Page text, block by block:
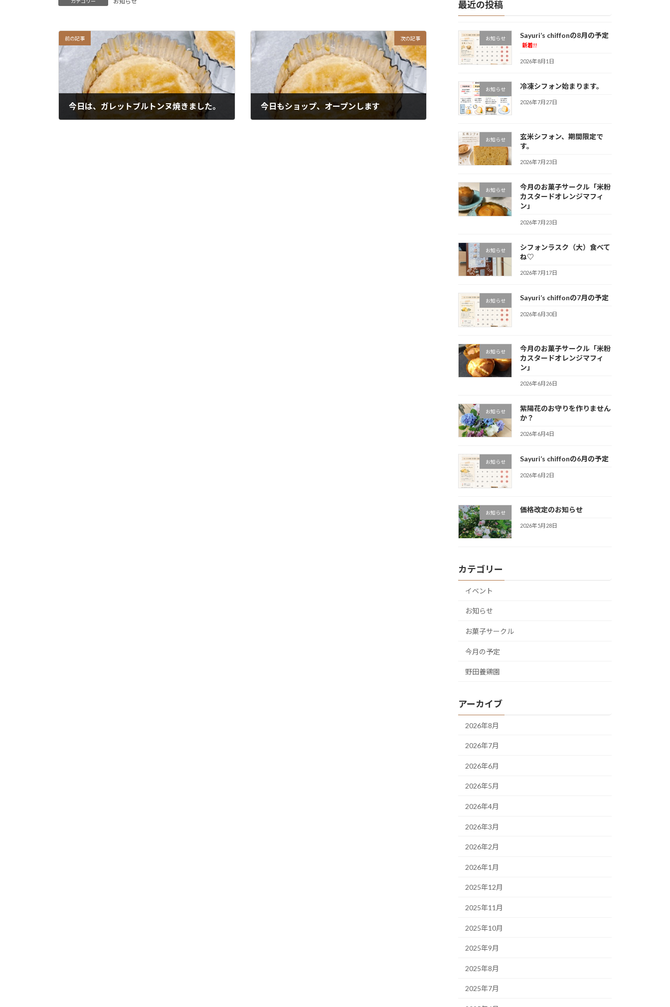
前の記事
今日は、ガレットブルトンヌ焼きました。
次の記事
今日もショップ、オープンします
最近の投稿
お知らせ Sayuri’s chiffonの8月の予定
新着!!
2026年8月1日
お知らせ 冷凍シフォン始まります。
2026年7月27日
お知らせ
玄米シフォン、期間限定で
す。
2026年7月23日
お知らせ
今月のお菓子サークル「米粉
カスタードオレンジマフィ
ン」
2026年7月23日
お知らせ
シフォンラスク（大）食べて
ね♡
2026年7月17日
お知らせ Sayuri’s chiffonの7月の予定
2026年6月30日
お知らせ
今月のお菓子サークル「米粉
カスタードオレンジマフィ
ン」
2026年6月26日
お知らせ
紫陽花のお守りを作りません
か？
2026年6月4日
お知らせ Sayuri’s chiffonの6月の予定
2026年6月2日
お知らせ 価格改定のお知らせ
2026年5月28日
カテゴリー
イベント
お知らせ
お菓子サークル
今月の予定
野田養鶏園
アーカイブ
2026年8月
2026年7月
2026年6月
2026年5月
2026年4月
2026年3月
2026年2月
2026年1月
2025年12月
2025年11月
2025年10月
2025年9月
2025年8月
2025年7月